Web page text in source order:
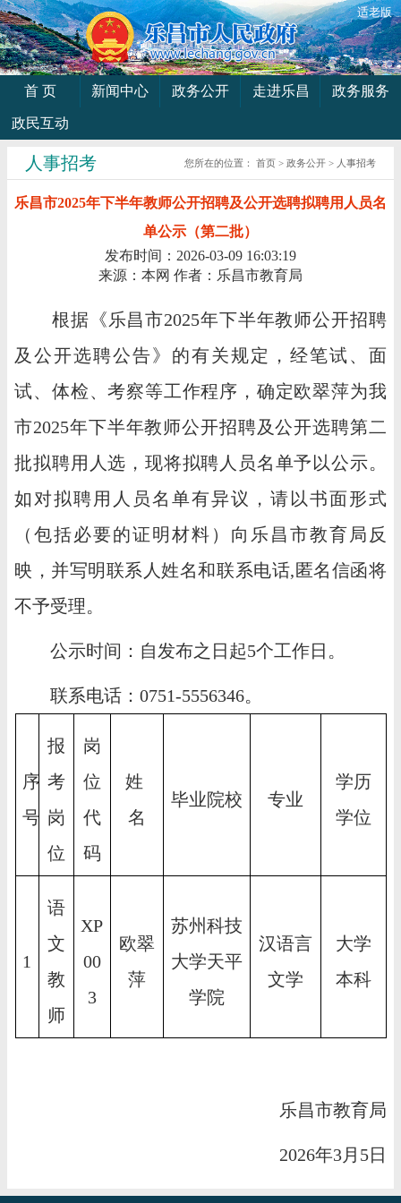
适老版
首 页 新闻中心 政务公开 走进乐昌
政务服务
政民互动
人事招考 您所在的位置：首页 >政务公开 > 人事招考
乐昌市2025年下半年教师公开招聘及公开选聘拟聘用人员名
单公示（第二批）
发布时间：2026-03-09 16:03:19
来源：本网 作者：乐昌市教育局
根据《乐昌市2025年下半年教师公开招聘
及公开选聘公告》的有关规定，经笔试、面
试、体检、考察等工作程序，确定欧翠萍为我
市2025年下半年教师公开招聘及公开选聘第二
批拟聘用人选，现将拟聘人员名单予以公示。
如对拟聘用人员名单有异议，请以书面形式
（包括必要的证明材料）向乐昌市教育局反
映，并写明联系人姓名和联系电话,匿名信函将
不予受理。
公示时间：自发布之日起5个工作日。
联系电话：0751-5556346。
序
号
报
考
岗
位
岗
位
代
码
姓
名
毕业院校 专业
学历
学位
1
语
文
教
师
XP
00
3
欧翠
萍
苏州科技
大学天平
学院
汉语言
文学
大学
本科
乐昌市教育局
2026年3月5日